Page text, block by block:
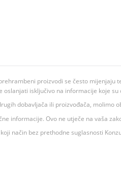
proizvodi se često
isključivo na informacije koje su
dobavljača ili proizvođača, molimo
informacije. Ovo ne utječe na vaša
način bez prethodne suglasnosti